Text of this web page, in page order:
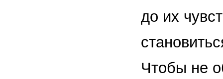
до их
Чтобы не